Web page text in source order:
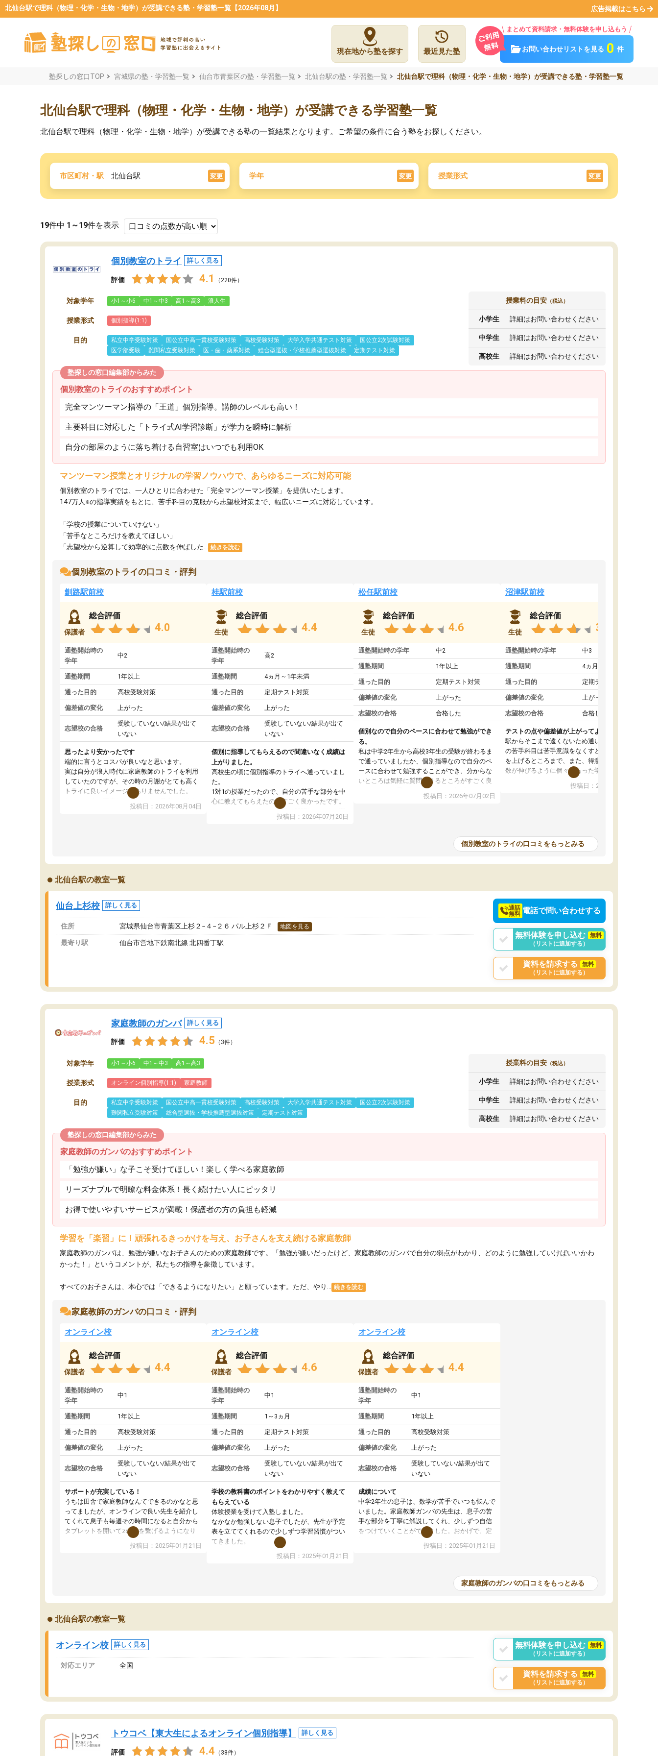
北仙台駅で理科（物理・化学・生物・地学）が受講できる塾・学習塾一覧【2026年08月】 広告掲載はこちら
現在地から塾を探す 最近見た塾
まとめて資料請求・無料体験を申し込もう
お問い合わせリストを見る 0 件
塾探しの窓口TOP 宮城県の塾・学習塾一覧 仙台市青葉区の塾・学習塾一覧 北仙台駅の塾・学習塾一覧 北仙台駅で理科（物理・化学・生物・地学）が受講できる塾・学習塾一覧
北仙台駅で理科（物理・化学・生物・地学）が受講できる学習塾一覧
北仙台駅で理科（物理・化学・生物・地学）が受講できる塾の一覧結果となります。ご希望の条件に合う塾をお探しください。
市区町村・駅 北仙台駅 変更 学年 変更 授業形式 変更
19件中 1～19件を表示
個別教室のトライ 詳しく見る
評価 4.1 （220件）
対象学年 小1～小6 中1～中3 高1～高3 浪人生
授業形式 個別指導(1:1)
目的 私立中学受験対策 国公立中高一貫校受験対策 高校受験対策 大学入学共通テスト対策
国公立2次試験対策
医学部受験
難関私立受験対策 医・歯・薬系対策 総合型選抜・学校推薦型選抜対策 定期テスト対策
授業料の目安 （税込）
小学生 詳細はお問い合わせください
中学生 詳細はお問い合わせください
高校生 詳細はお問い合わせください
塾探しの窓口編集部からみた
個別教室のトライのおすすめポイント
完全マンツーマン指導の「王道」個別指導。講師のレベルも高い！
主要科目に対応した「トライ式AI学習診断」が学力を瞬時に解析
自分の部屋のように落ち着ける自習室はいつでも利用OK
マンツーマン授業とオリジナルの学習ノウハウで、あらゆるニーズに対応可能
個別教室のトライでは、一人ひとりに合わせた「完全マンツーマン授業」を提供いたします。​
147万人※の指導実績をもとに、苦手科目の克服から志望校対策まで、幅広いニーズに対応しています。​
「学校の授業についていけない」​
「苦手なところだけを教えてほしい」​
「志望校から逆算して効率的に点数を伸ばした...
続きを読む
個別教室のトライの口コミ・評判
釧路駅前校
保護者
総合評価
4.0
通塾開始時の
学年
中2
通塾期間 1年以上
通った目的 高校受験対策
偏差値の変化 上がった
志望校の合格
受験していない/結果が出て
いない
思ったより安かったです
端的に言うとコスパが良いなと思います。
実は自分が浪人時代に家庭教師のトライを利用
していたのですが、その時の月謝がとても高く
トライに良いイメージがありませんでした。
なので、少し不安だったのですが子供がどうし
ても行きたいと言うので利用し始めた形です。
が、それを加味しても通って損はないなと感じ
投稿日：2026年08月04日
桂駅前校
生徒
総合評価
4.4
通塾開始時の
学年
高2
通塾期間 4ヵ月～1年未満
通った目的 定期テスト対策
偏差値の変化 上がった
志望校の合格
受験していない/結果が出て
いない
個別に指導してもらえるので間違いなく成績は
上がりました。
高校生の頃に個別指導のトライへ通っていまし
た。
1対1の授業だったので、自分の苦手な部分を中
心に教えてもらえたのがすごく良かったです。
わからないところもその場で質問しやすく、理
解できるまで丁寧に説明してもらえたので、勉
な人には特におすすめできる塾だと思います。
投稿日：2026年07月20日
松任駅前校
生徒
総合評価
4.6
通塾開始時の学年 中2
通塾期間 1年以上
通った目的 定期テスト対策
偏差値の変化 上がった
志望校の合格 合格した
個別なので自分のペースに合わせて勉強ができ
る。
私は中学2年生から高校3年生の受験が終わるま
で通っていましたか、個別指導なので自分のペ
ースに合わせて勉強することができ、分からな
いところは気軽に質問できるところがすごく良
いところだと思いました。また、教科によって
専門の先生にも変えて貰えたので、わかりやす
近くに自分の担当の先生だったり、他の先生が
いるので分からないところをすぐに質問できる
投稿日：2026年07月02日
沼津駅前校
生徒
総合評価
3.8
通塾開始時の学年 中3
通塾期間 4ヵ月～1年未満
通った目的 定期テスト対策
偏差値の変化 上がった
志望校の合格 合格した
テストの点や偏差値が上がってよかった
駅からそこまで遠くないため通いやすく、自分
の苦手科目は苦手意識をなくすところから成績
を上げるところまで、また、得意科目はより点
数が伸びるように個々にあった学習方法で教え
てくれました。また、個別にやってくれること
でわからないところをすぐに質問することがで
した。
投稿日：2026年06月19日
個別教室のトライの口コミをもっとみる
北仙台駅の教室一覧
仙台上杉校 詳しく見る
住所 宮城県仙台市青葉区上杉２−４−２６ パル上杉２Ｆ 地図を見る
最寄り駅 仙台市営地下鉄南北線 北四番丁駅
通話
無料 電話で問い合わせする
無料体験を申し込む
無料
（リストに追加する）
資料を請求する
無料
（リストに追加する）
家庭教師のガンバ 詳しく見る
評価 4.5 （3件）
対象学年 小1～小6 中1～中3 高1～高3
授業形式 オンライン個別指導(1:1) 家庭教師
目的 私立中学受験対策 国公立中高一貫校受験対策 高校受験対策 大学入学共通テスト対策
国公立2次試験対策
難関私立受験対策
総合型選抜・学校推薦型選抜対策 定期テスト対策
授業料の目安 （税込）
小学生 詳細はお問い合わせください
中学生 詳細はお問い合わせください
高校生 詳細はお問い合わせください
塾探しの窓口編集部からみた
家庭教師のガンバのおすすめポイント
「勉強が嫌い」な子こそ受けてほしい！楽しく学べる家庭教師
リーズナブルで明瞭な料金体系！長く続けたい人にピッタリ
お得で使いやすいサービスが満載！保護者の方の負担も軽減
学習を「楽習」に！頑張れるきっかけを与え、お子さんを支え続ける家庭教師
家庭教師のガンバは、勉強が嫌いなお子さんのための家庭教師です。「勉強が嫌いだったけど、家庭教師のガンバで自分の弱点がわかり、どのように勉強していけばいいかわ
かった！」というコメントが、私たちの指導を象徴しています。
すべてのお子さんは、本心では「できるようになりたい」と願っています。ただ、やり... 続きを読む
家庭教師のガンバの口コミ・評判
オンライン校
保護者
総合評価
4.4
通塾開始時の
学年
中1
通塾期間 1年以上
通った目的 高校受験対策
偏差値の変化 上がった
志望校の合格
受験していない/結果が出て
いない
サポートが充実している！
うちは田舎で家庭教師なんてできるのかなと思
ってましたが、オンラインで良い先生を紹介し
てくれて息子も毎週その時間になると自分から
タブレットを開いてzoomを繋げるようになり
ました！5科目なんでもOKなのもとても気に入
投稿日：2025年01月21日
オンライン校
保護者
総合評価
4.6
通塾開始時の
学年
中1
通塾期間 1～3ヵ月
通った目的 定期テスト対策
偏差値の変化 上がった
志望校の合格
受験していない/結果が出て
いない
学校の教科書のポイントをわかりやすく教えて
もらえている
体験授業を受けて入塾しました。
なかなか勉強しない息子でしたが、先生が予定
表を立ててくれるので少しずつ学習習慣がつい
てきました。
オンラインで週に一度の受講ですが、指導が無
い日も予定表に基づいて勉強したり、LINEでわ
投稿日：2025年01月21日
オンライン校
保護者
総合評価
4.4
通塾開始時の
学年
中1
通塾期間 1年以上
通った目的 高校受験対策
偏差値の変化 上がった
志望校の合格
受験していない/結果が出て
いない
成績について
中学2年生の息子は、数学が苦手でいつも悩んで
いました。家庭教師ガンバの先生は、息子の苦
手な部分を丁寧に解説してくれ、少しずつ自信
をつけていくことができました。おかげで、定
期テストの成績が10点以上アップし、本人もと
投稿日：2025年01月21日
家庭教師のガンバの口コミをもっとみる
北仙台駅の教室一覧
オンライン校 詳しく見る
対応エリア 全国
無料体験を申し込む
無料
（リストに追加する）
資料を請求する
無料
（リストに追加する）
トウコベ【東大生によるオンライン個別指導】 詳しく見る
評価 4.4 （38件）